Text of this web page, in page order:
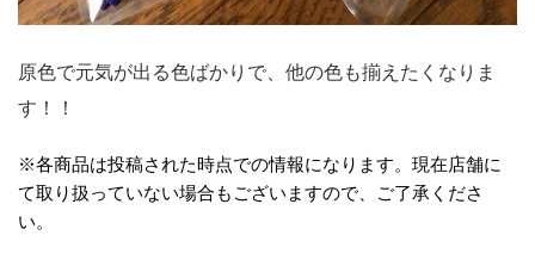
原色で元気が出る色ばかりで、他の色も揃えたくなりま
す！！
※各商品は投稿された時点での情報になります。現在店舗に
て取り扱っていない場合もございますので、ご了承くださ
い。